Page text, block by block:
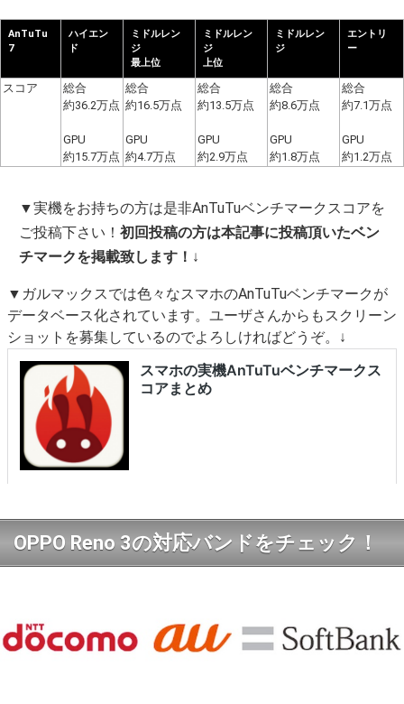
AnTuTu
7
ハイエン
ド
ミドルレン
ジ
最上位
ミドルレン
ジ
上位
ミドルレン
ジ
エントリ
ー
スコア
総合
約36.2万点
GPU
約15.7万点
総合
約16.5万点
GPU
約4.7万点
総合
約13.5万点
GPU
約2.9万点
総合
約8.6万点
GPU
約1.8万点
総合
約7.1万点
GPU
約1.2万点
▼実機をお持ちの方は是非AnTuTuベンチマークスコアを
ご投稿下さい！初回投稿の方は本記事に投稿頂いたベン
チマークを掲載致します！ ↓
▼ガルマックスでは色々なスマホのAnTuTuベンチマークが
データベース化されています。ユーザさんからもスクリーン
ショットを募集しているのでよろしければどうぞ。↓
OPPO Reno 3の対応バンドをチェック！